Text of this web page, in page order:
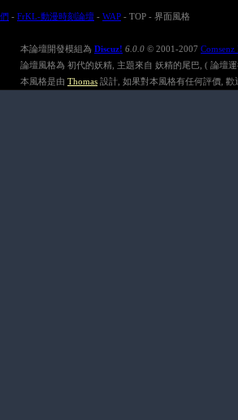
- FrKL-動漫時刻論壇 - WAP - TOP - 界面風格
本論壇開發模組為 Discuz! 6.0.0 © 2001-2007 Comsenz
論壇風格為 初代的妖精, 主題來自 妖精的尾巴, ( 論壇
本風格是由 Thomas 設計, 如果對本風格有任何評價,